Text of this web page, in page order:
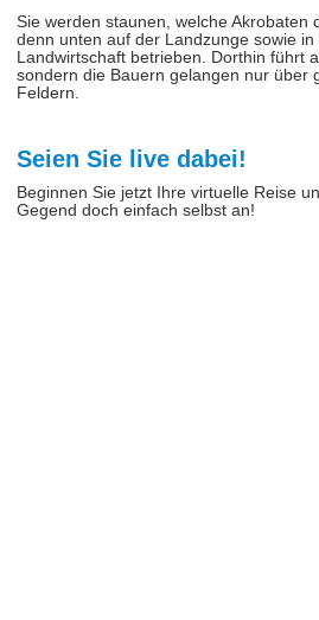
Sie werden staunen, welche Akrobaten
denn unten auf der Landzunge sowie
Landwirtschaft betrieben. Dorthin führt
sondern die Bauern gelangen nur über
Feldern.
Seien Sie live dabei!
Beginnen Sie jetzt Ihre virtuelle Reise
Gegend doch einfach selbst an!